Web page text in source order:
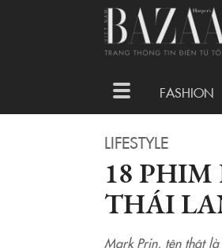
Toggle
navigation
FASHION
LIFESTYLE
18
THÁI
Mark Prin, tên thật